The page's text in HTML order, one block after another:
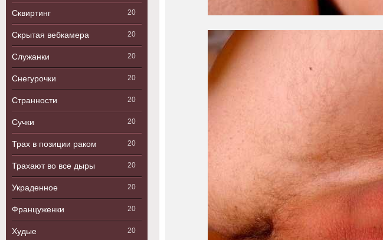
Сквиртинг 20
Скрытая вебкамера 20
Служанки 20
Снегурочки 20
Странности 20
Сучки 20
Трах в позиции раком 20
Трахают во все дыры 20
Украденное 20
Француженки 20
Худые 20